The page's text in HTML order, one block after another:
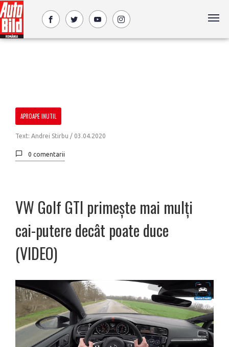
APROAPE INUTIL
Text: Andrei Stirbu / 03.04.2020
0 comentarii
VW Golf GTI primește mai mulți
cai-putere decât poate duce
(VIDEO)